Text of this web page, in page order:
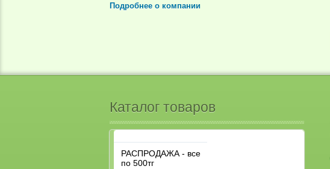
Подробнее о компании
Каталог товаров
РАСПРОДАЖА - все
по 500тг